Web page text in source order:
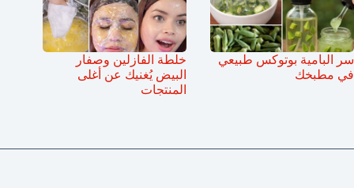
سر البامية بوتوكس طبيعي
في مطبخك
خلطة الفازلين وصفار
البيض يُغنيك عن أغلى
المنتجات